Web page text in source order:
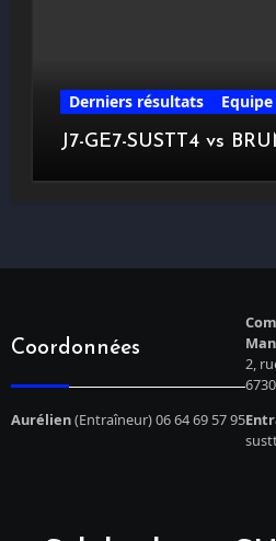
Derniers résultats Equipe
J7-GE7-SUSTT4 vs
Coordonnées
2,
Aurélien(Entraîneur) 06 64 69 57 95